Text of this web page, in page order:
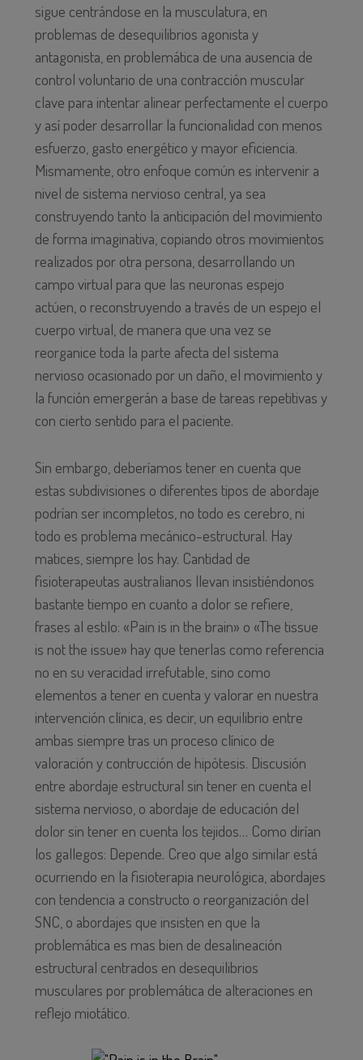
sigue centrándose en la musculatura, en
problemas de desequilibrios agonista y
antagonista, en problemática de una ausencia de
control voluntario de una contracción muscular
clave para intentar alinear perfectamente el cuerpo
y así poder desarrollar la funcionalidad con menos
esfuerzo, gasto energético y mayor eficiencia.
Mismamente, otro enfoque común es intervenir a
nivel de sistema nervioso central, ya sea
construyendo tanto la anticipación del movimiento
de forma imaginativa, copiando otros movimientos
realizados por otra persona, desarrollando un
campo virtual para que las neuronas espejo
actúen, o reconstruyendo a través de un espejo el
cuerpo virtual, de manera que una vez se
reorganice toda la parte afecta del sistema
nervioso ocasionado por un daño, el movimiento y
la función emergerán a base de tareas repetitivas y
con cierto sentido para el paciente.
Sin embargo, deberíamos tener en cuenta que
estas subdivisiones o diferentes tipos de abordaje
podrían ser incompletos, no todo es cerebro, ni
todo es problema mecánico-estructural. Hay
matices, siempre los hay. Cantidad de
fisioterapeutas australianos llevan insistiéndonos
bastante tiempo en cuanto a dolor se refiere,
frases al estilo: «Pain is in the brain» o «The tissue
is not the issue» hay que tenerlas como referencia
no en su veracidad irrefutable, sino como
elementos a tener en cuenta y valorar en nuestra
intervención clínica, es decir, un equilibrio entre
ambas siempre tras un proceso clínico de
valoración y contrucción de hipótesis. Discusión
entre abordaje estructural sin tener en cuenta el
sistema nervioso, o abordaje de educación del
dolor sin tener en cuenta los tejidos… Como dirían
los gallegos: Depende. Creo que algo similar está
ocurriendo en la fisioterapia neurológica, abordajes
con tendencia a constructo o reorganización del
SNC, o abordajes que insisten en que la
problemática es mas bien de desalineación
estructural centrados en desequilibrios
musculares por problemática de alteraciones en
reflejo miotático.